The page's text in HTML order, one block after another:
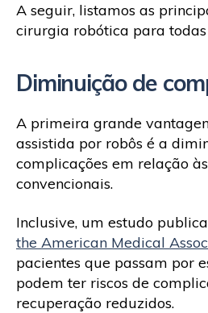
A seguir, listamos as
cirurgia robótica para todas
Diminuição de
A primeira grande
assistida por robôs é a
complicações em relação
convencionais.
Inclusive, um estudo
the American Medical
pacientes que passam por
podem ter riscos de
recuperação reduzidos.